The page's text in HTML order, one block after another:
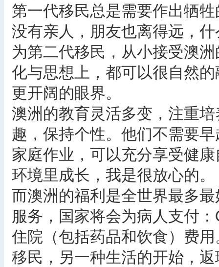
第一代移民总是需要作出牺
没有亲人，朋友也离得远，
为第二代移民，从小接受澳
化与思想上，都可以很自然
更开阔的眼界。
澳洲的教育灵活多变，注重
趣，保持个性。他们不需要
家庭作业，可以充分享受健
环境里成长，我是很放心的。
而澳洲的福利是全世界最多
服务，国家将会为病人支付
住院（包括药品和饮食）费
移民，另一种生活的开始，